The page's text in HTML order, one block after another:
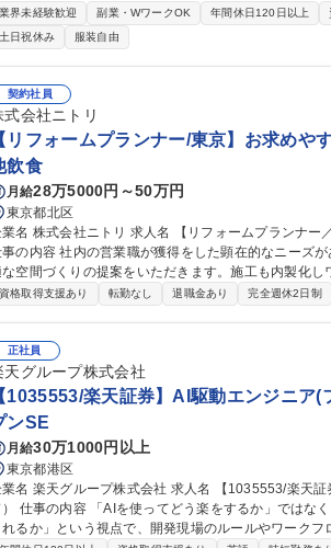
組織のHRBPとして、事業成長を人と組織の面から支援 ■退職率改善に向けた施策（オンボーディ
、メンター制度、ストレスマネジメント研修、入社
用・効果測定 ■現場マネージャーとの連携、1on1・評価の
HRBP（Biz組織担当）】音声技術×AI「MiiTel」注目
業界未経験歓迎 副業・WワークOK 年間休日120日以上
土日祝休み
服装自由
契約社員
式会社ニトリ
リフォームプランナー/東京】お求めや
飲食
月給28万5000円～50万円
東京都北区
会社ニトリ 求人名 【リフォームプランナー／東京】お求めやすい価格･ワンストップ対応で信頼獲得
事の内容 社内の営業職が獲得をした顕在的なニーズ
な空間づくりの提案をいただきます。施工も内製化
務概要】 ■オフィス,商業施設,宿泊施設,公共施設(教育･文化施設)、医療･福祉施設などの空間デザイ
ランナー／東京】お求めやすい価格･ワンストップ対
資格取得支援あり 転勤なし 退職金あり 完全週休2日制
正社員
天グループ株式会社
1035553/楽天証券】AI駆動エンジニア
ンSE
月給30万1000円以上
東京都港区
天グループ株式会社 求人名 【1035553/楽天証券】AI駆動エンジニア（フロントエンド・バックエン
く、「AIをどう組み込めば、開発の質とスピードが最大化
れるか」という視点で、開発現場のルールやワーク